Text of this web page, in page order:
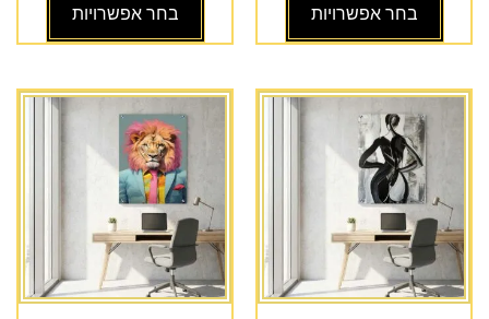
בחר אפשרויות בחר אפשרויות